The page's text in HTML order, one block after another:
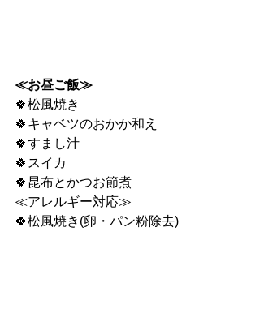
≪お昼ご飯≫
🍀松風焼き
🍀キャベツのおかか和え
🍀すまし汁
🍀スイカ
🍀昆布とかつお節煮
≪アレルギー対応≫
🍀松風焼き(卵・パン粉除去)